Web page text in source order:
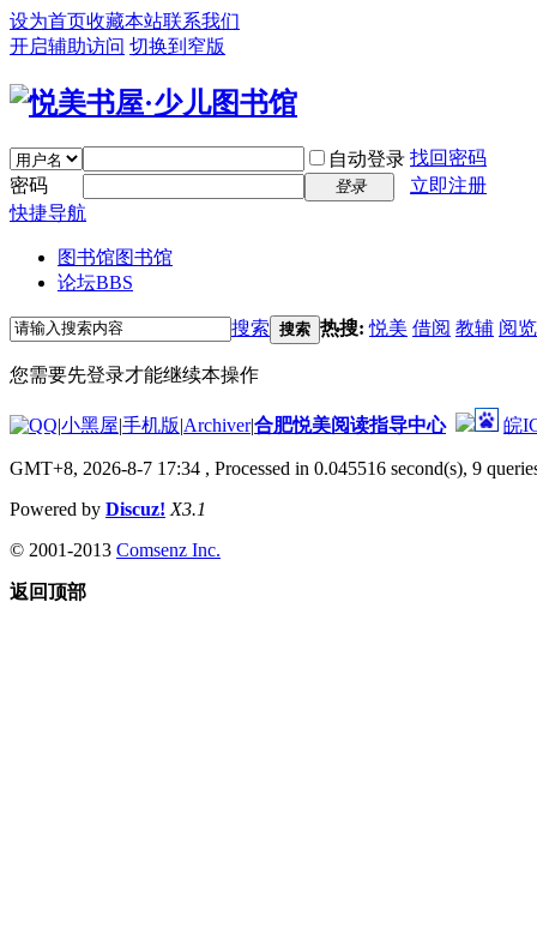
设为首页收藏本站联系我们
开启辅助访问 切换到窄版
自动登录 找回密码
密码
登录
立即注册
快捷导航
图书馆图书馆
论坛BBS
搜索 搜索 热搜:悦美 借阅 教辅 阅览
您需要先登录才能继续本操作
|小黑屋|手机版|Archiver|合肥悦美阅读指导中心 皖
GMT+8, 2026-8-7 17:34 , Processed in 0.045516 second(s), 9
Powered by Discuz! X3.1
© 2001-2013 Comsenz Inc.
返回顶部